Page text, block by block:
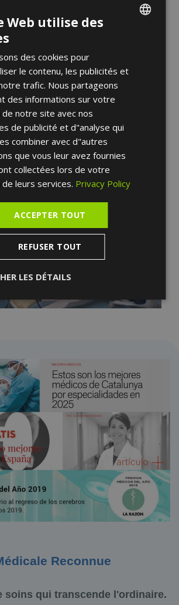
pour des interventions
et la
Reconnue
soins qui transcende l'ordinaire.
Web utilise des
des cookies pour
le contenu, les publicités et
trafic. Nous partageons
des informations sur votre
de notre site avec nos
de publicité et d"analyse qui
combiner avec d"autres
que vous leur avez fournies
collectées lors de votre
leurs services. Privacy Policy
ACCEPTER TOUT
REFUSER TOUT
LES DÉTAILS